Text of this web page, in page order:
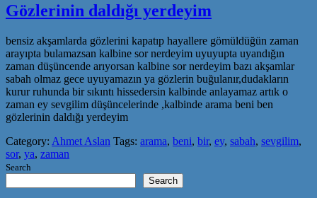
Gözlerinin daldığı yerdeyim
bensiz akşamlarda gözlerini kapatıp hayallere gömüldüğün zaman
arayıpta bulamazsan kalbine sor nerdeyim uyuyupta uyandığın
zaman düşüncende arıyorsan kalbine sor nerdeyim bazı akşamlar
sabah olmaz gece uyuyamazın ya gözlerin buğulanır,dudakların
kurur ruhunda bir sıkıntı hissedersin kalbinde anlayamaz artık o
zaman ey sevgilim düşüncelerinde ,kalbinde arama beni ben
gözlerinin daldığı yerdeyim
Category: Ahmet Aslan Tags: arama, beni, bir, ey, sabah, sevgilim,
sor, ya, zaman
Search
Search